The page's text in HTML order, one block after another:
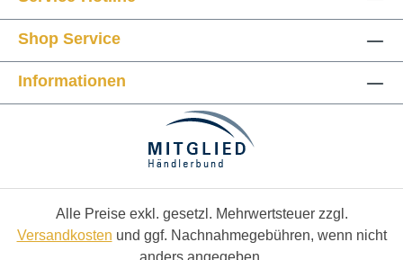
Shop Service
Informationen
Alle Preise exkl. gesetzl. Mehrwertsteuer zzgl.
Versandkosten und ggf. Nachnahmegebühren, wenn nicht
anders angegeben.